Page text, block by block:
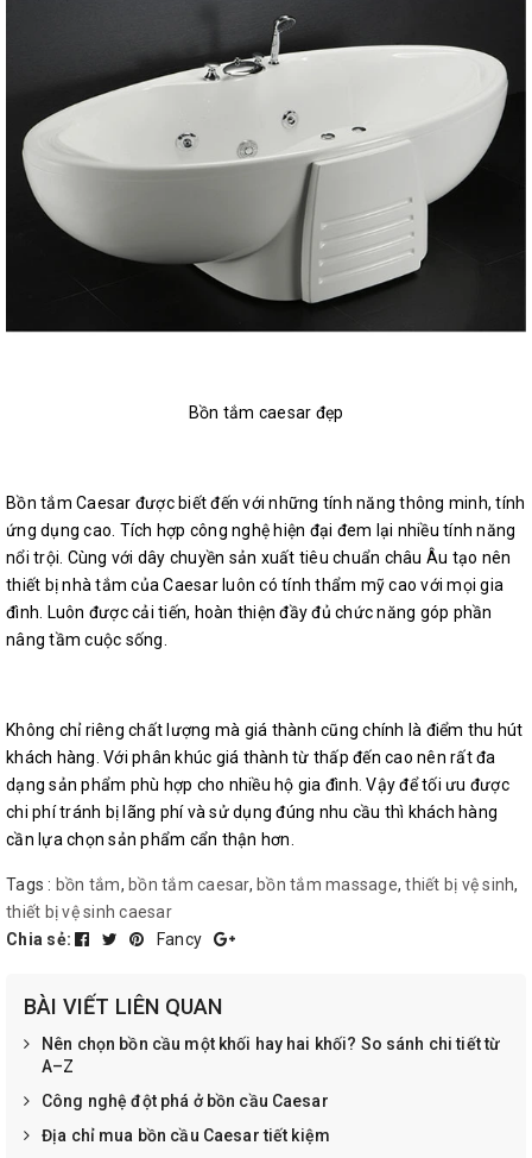
Bồn tắm caesar đẹp
Bồn tắm Caesar được biết đến với những tính năng thông minh, tính
ứng dụng cao. Tích hợp công nghệ hiện đại đem lại nhiều tính năng
nổi trội. Cùng với dây chuyền sản xuất tiêu chuẩn châu Âu tạo nên
thiết bị nhà tắm của Caesar luôn có tính thẩm mỹ cao với mọi gia
đình. Luôn được cải tiến, hoàn thiện đầy đủ chức năng góp phần
nâng tầm cuộc sống.
Không chỉ riêng chất lượng mà giá thành cũng chính là điểm thu hút
khách hàng. Với phân khúc giá thành từ thấp đến cao nên rất đa
dạng sản phẩm phù hợp cho nhiều hộ gia đình. Vậy để tối ưu được
chi phí tránh bị lãng phí và sử dụng đúng nhu cầu thì khách hàng
cần lựa chọn sản phẩm cẩn thận hơn.
Tags : bồn tắm, bồn tắm caesar, bồn tắm massage,thiết bị vệ sinh,
thiết bị vệ sinh caesar
Chia sẻ:
Fancy
BÀI VIẾT LIÊN QUAN
Nên chọn bồn cầu một khối hay hai khối? So sánh chi tiết từ
A–Z
Công nghệ đột phá ở bồn cầu Caesar
Địa chỉ mua bồn cầu Caesar tiết kiệm